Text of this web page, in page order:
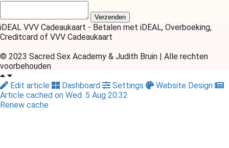
Verzenden
iDEAL VVV Cadeaukaart - Betalen met iDEAL, Overboeking,
Creditcard of VVV Cadeaukaart
© 2023 Sacred Sex Academy & Judith Bruin | Alle rechten
voorbehouden
Edit article
Dashboard Settings
Website Design
Article cached on Wed. 5 Aug 20:32
Renew cache